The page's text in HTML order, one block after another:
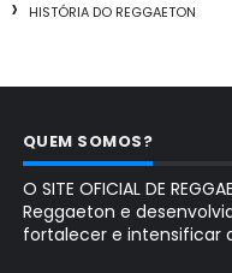
HISTÓRIA DO REGGAETON
QUEM SOMOS?
O SITE OFICIAL DE
Reggaeton e
fortalecer e intensificar